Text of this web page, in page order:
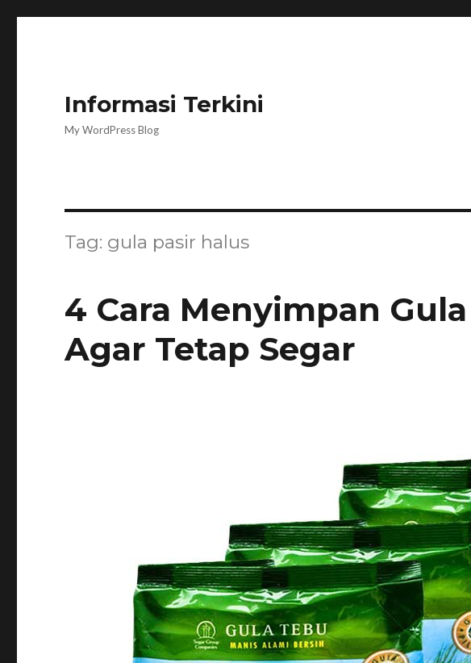
Informasi Terkini
My WordPress Blog
Tag: gula pasir halus
4 Cara Menyimpan
Agar Tetap Segar